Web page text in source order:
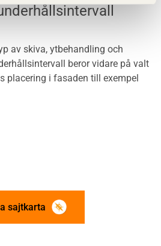
av skiva, ytbehandling och
beror vidare på valt
placering i fasaden till exempel
sajtkarta